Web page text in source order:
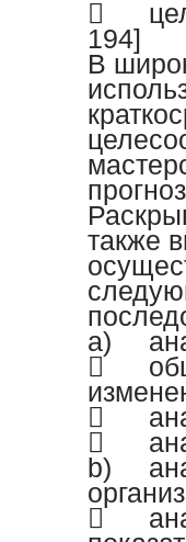

194]
В
также
a)



b)
